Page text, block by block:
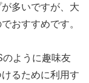
多いですが、大
おすすめです。
ように趣味友
るために利用す